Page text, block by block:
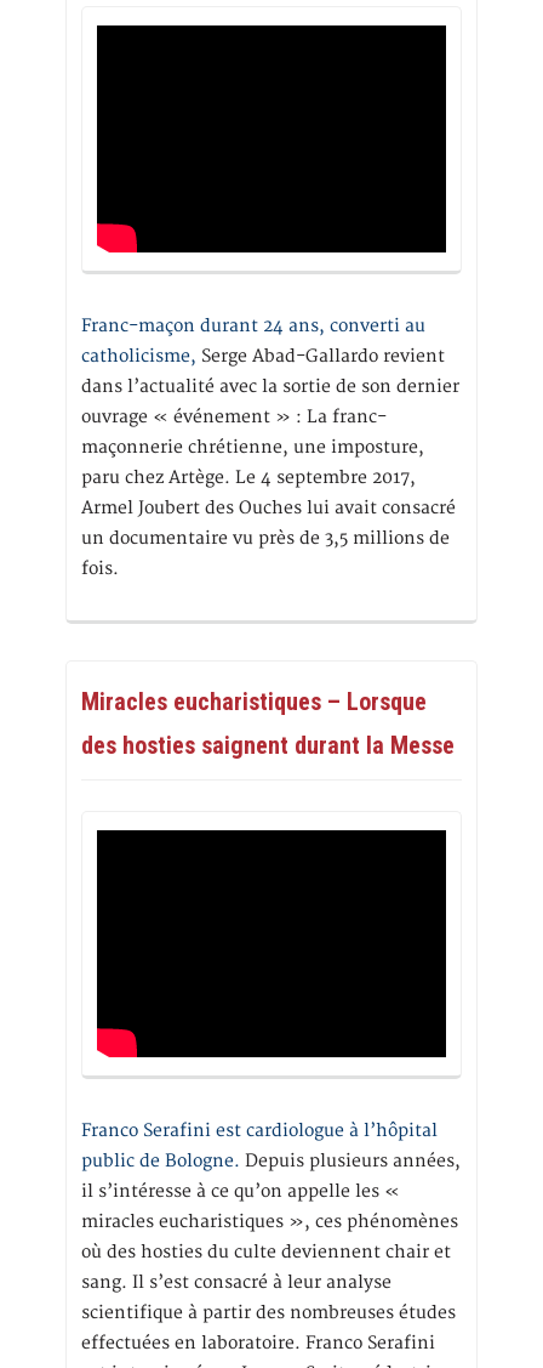
Franc-maçon durant 24 ans, converti au
catholicisme, Serge Abad-Gallardo revient
dans l’actualité avec la sortie de son dernier
ouvrage « événement » : La franc-
maçonnerie chrétienne, une imposture,
paru chez Artège. Le 4 septembre 2017,
Armel Joubert des Ouches lui avait consacré
un documentaire vu près de 3,5 millions de
fois.
Miracles eucharistiques – Lorsque
des hosties saignent durant la Messe
Franco Serafini est cardiologue à l’hôpital
public de Bologne. Depuis plusieurs années,
il s’intéresse à ce qu’on appelle les «
miracles eucharistiques », ces phénomènes
où des hosties du culte deviennent chair et
sang. Il s’est consacré à leur analyse
scientifique à partir des nombreuses études
effectuées en laboratoire. Franco Serafini